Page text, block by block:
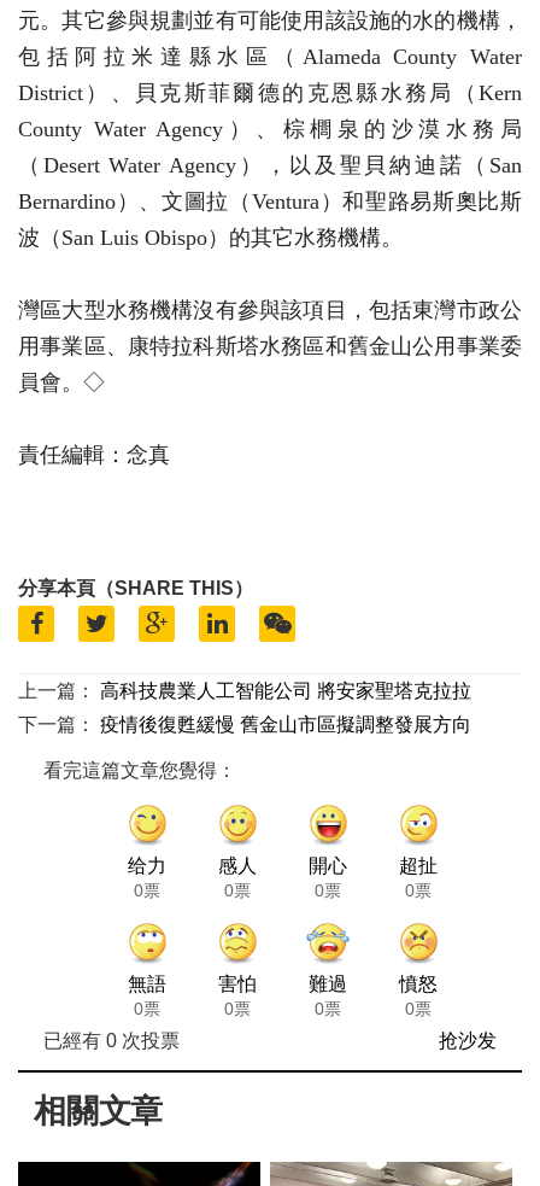
元。其它參與規劃並有可能使用該設施的水的機構，
包括阿拉米達縣水區（Alameda County Water
District）、貝克斯菲爾德的克恩縣水務局（Kern
County Water Agency）、棕櫚泉的沙漠水務局
（Desert Water Agency），以及聖貝納迪諾（San
Bernardino）、文圖拉（Ventura）和聖路易斯奧比斯
波（San Luis Obispo）的其它水務機構。
灣區大型水務機構沒有參與該項目，包括東灣市政公
用事業區、康特拉科斯塔水務區和舊金山公用事業委
員會。◇
責任編輯：念真
分享本頁（SHARE THIS）
上一篇：
高科技農業人工智能公司 將安家聖塔克拉拉
下一篇：
疫情後復甦緩慢 舊金山市區擬調整發展方向
看完這篇文章您覺得：
给力
0票
感人
0票
開心
0票
超扯
0票
無語
0票
害怕
0票
難過
0票
憤怒
0票
已經有 0次投票 抢沙发
相關文章